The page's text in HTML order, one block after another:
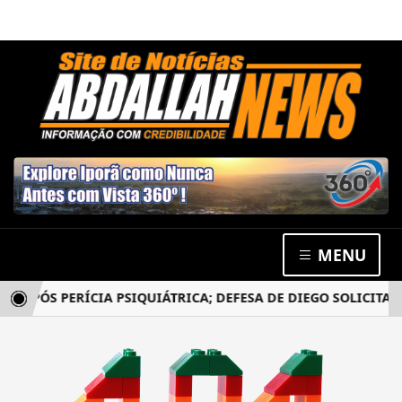
MENU
APÓS PERÍCIA PSIQUIÁTRICA; DEFESA DE DIEGO SOLICITA